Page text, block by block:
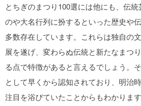
とちぎのまつり100選には他にも、伝
のや大名行列に扮するといった歴史や
多数存在しています。これらは独自の
展を遂げ、変わらぬ伝統と新たなまつ
る点で特徴があると言えるでしょう。
として早くから認知されており、明治
注目を浴びていたことからもわかりま